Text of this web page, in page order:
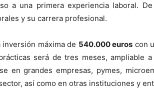
a una primera experiencia laboral.
y su carrera profesional.
máxima de 540.000 euros con
será de tres meses, ampliable
en grandes empresas, pymes,
así como en otras instituciones y